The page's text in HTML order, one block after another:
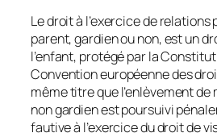
Le droit à l’exercice de
parent, gardien ou non, est un
l’enfant, protégé par la
Convention européenne des
même titre que l’enlèvement
non gardien est poursuivi
fautive à l’exercice du droit de